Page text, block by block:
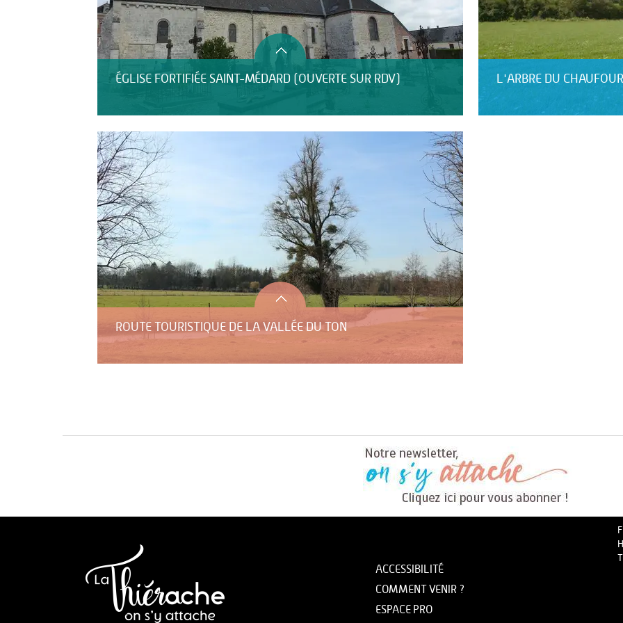
ÉGLISE FORTIFIÉE SAINT-MÉDARD (OUVERTE SUR RDV) L'ARBRE DU CHAUFOUR
ROUTE TOURISTIQUE DE LA VALLÉE DU TON
ACCESSIBILITÉ
COMMENT VENIR ?
ESPACE PRO